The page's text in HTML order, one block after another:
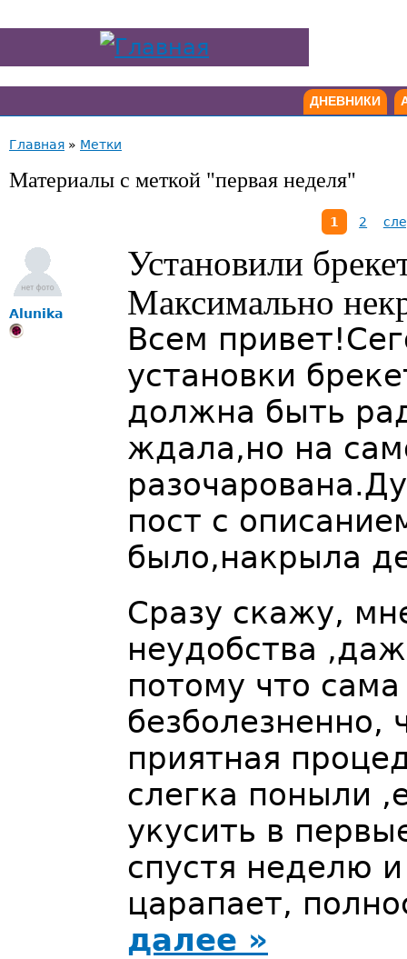
ДНЕВНИКИ
Главная » Метки
Материалы с меткой "первая неделя"
1 2
Alunika
Установили
Максимально
Всем
установки
должна быть
ждала,но на
пост с
было,накрыла
Сразу скажу,
неудобства
потому что
безболезненно,
приятная
слегка поныли
укусить в
спустя неделю
царапает,
далее »